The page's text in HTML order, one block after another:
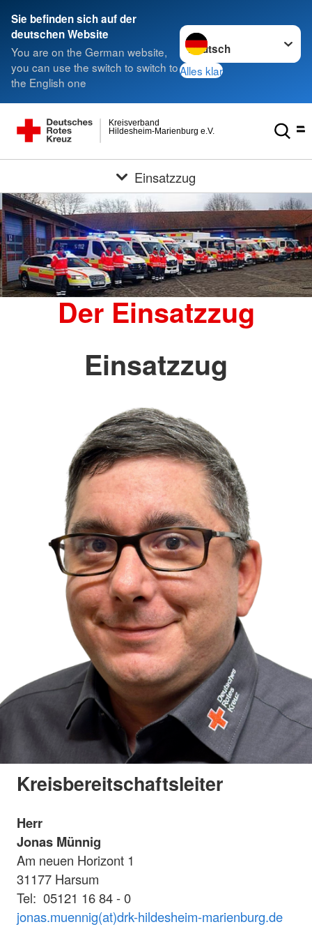
Sie befinden sich auf der
deutschen Website
You are on the German website,
you can use the switch to switch to
the English one
Sprache wechseln zu
Alles klar
Hildesheim-Marienburg e.V.
Kreisverband
Einsatzzug
Der Einsatzzug
Einsatzzug
Kreisbereitschaftsleiter
Herr
Jonas Münnig
Am neuen Horizont 1
31177 Harsum
Tel: 05121 16 84 - 0
jonas.muennig(at)drk-hildesheim-marienburg.de